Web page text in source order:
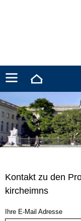
Kontakt zu den
kircheimns
Ihre E-Mail Adresse